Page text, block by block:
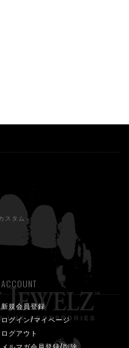
スタム -
ACCOUNT
新規会員登録
ログイン/マイページ
ログアウト